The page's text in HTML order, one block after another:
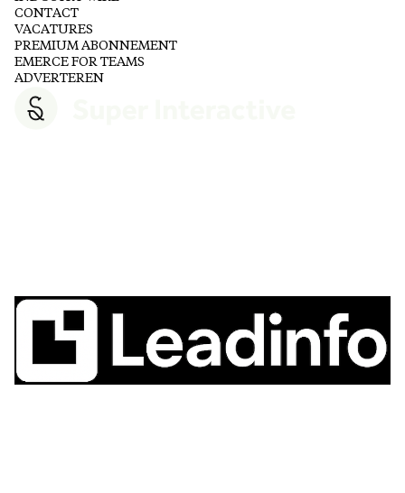
CONTACT
VACATURES
PREMIUM ABONNEMENT
EMERCE FOR TEAMS
ADVERTEREN